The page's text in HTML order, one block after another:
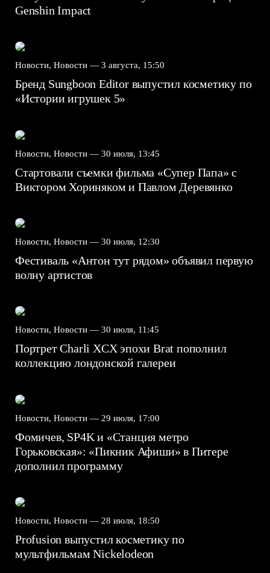
Genshin Impact⁠⁠
Новости, Новости — 3 августа, 15:50
Бренд Sungboon Editor выпустил косметику по
«Истории игрушек 5»
Новости, Новости — 30 июля, 13:45
Стартовали съемки фильма «Супер Папа» с
Виктором Хориняком и Павлом Деревянко
Новости, Новости — 30 июля, 12:30
Фестиваль «Антон тут рядом» объявил первую
волну артистов
Новости, Новости — 30 июля, 11:45
Портрет Charli XCX эпохи Brat пополнил
коллекцию лондонской галереи
Новости, Новости — 29 июля, 17:00
Фомичев, SP4K и «Станция метро
Горьковская»: «Пикник Афиши» в Питере
дополнил программу
Новости, Новости — 28 июля, 18:50
Profusion выпустил косметику по
мультфильмам Nickelodeon